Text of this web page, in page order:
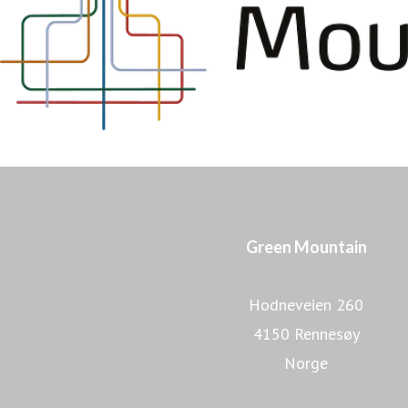
Green Mountain
Hodneveien 260
4150 Rennesøy
Norge